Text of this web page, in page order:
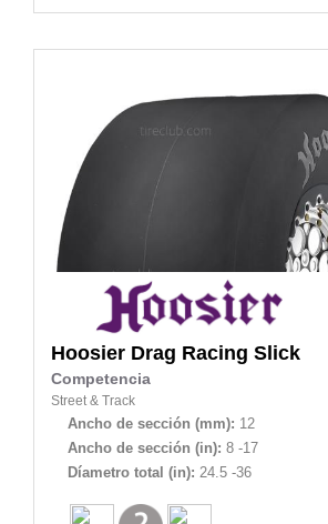
Hoosier Drag Racing Slick
Competencia
Street & Track
Ancho de sección (mm): 12
Ancho de sección (in): 8 -17
Díametro total (in): 24.5 -36